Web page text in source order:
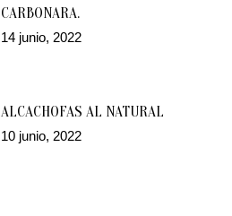
CARBONARA.
14 junio, 2022
ALCACHOFAS AL NATURAL
10 junio, 2022